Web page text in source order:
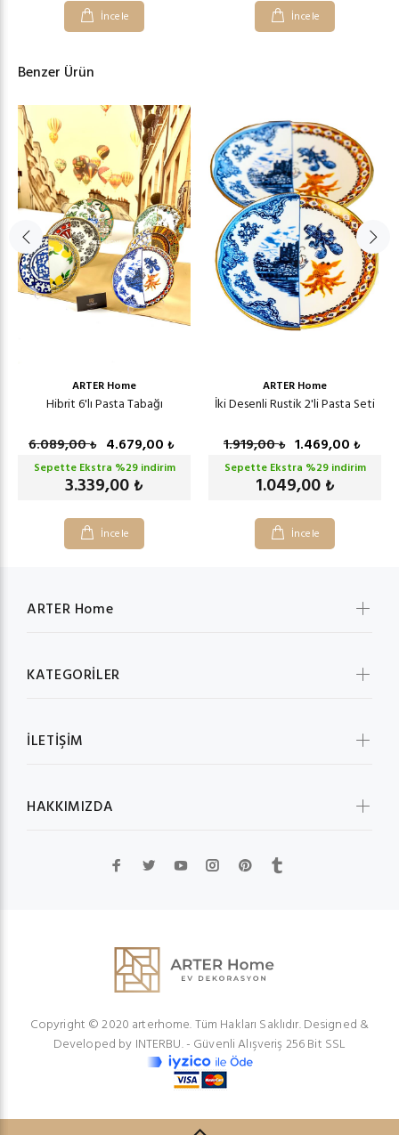
İncele İncele
Benzer Ürün
ARTER Home
Hibrit 6'lı Pasta Tabağı
6.089,00₺ 4.679,00 ₺
Sepette Ekstra %29indirim
3.339,00 ₺
İncele
ARTER Home
İki Desenli Rustik 2'li Pasta Seti
1.919,00₺ 1.469,00 ₺
Sepette Ekstra %29indirim
1.049,00 ₺
İncele
ARTER Home
KATEGORİLER
İLETİŞİM
HAKKIMIZDA
Copyright © 2020 arterhome. Tüm Hakları Saklıdır. Designed &
Developed by INTERBU.- Güvenli Alışveriş 256 Bit SSL